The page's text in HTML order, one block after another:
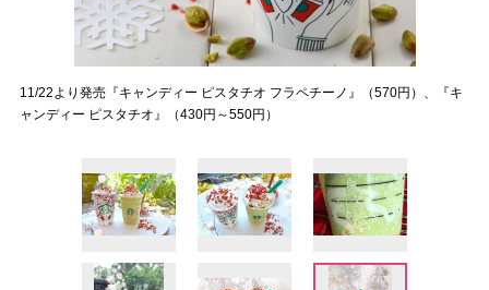
11/22より発売『キャンディー ピスタチオ フラペチーノ』（570円）、『キ
ャンディー ピスタチオ』（430円～550円）